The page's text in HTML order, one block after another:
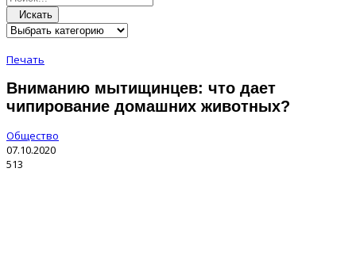
Искать
Печать
Вниманию мытищинцев: что дает
чипирование домашних животных?
Общество
07.10.2020
513